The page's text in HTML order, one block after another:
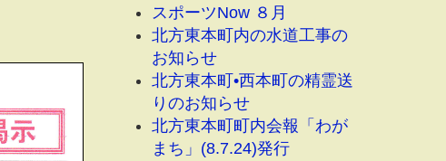
スポーツNow ８月
北方東本町内の水道工事の
お知らせ
北方東本町•西本町の精霊送
りのお知らせ
北方東本町町内会報「わが
まち」(8.7.24)発行